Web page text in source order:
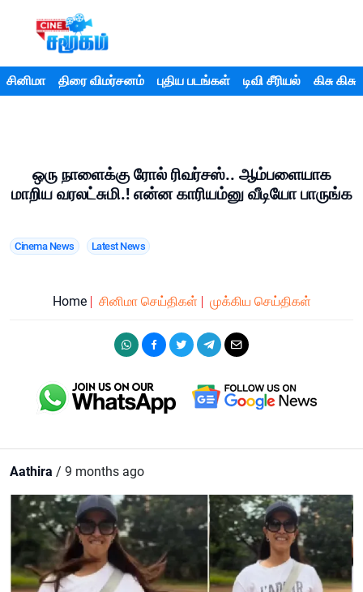
சினிமா திரை விமர்சனம் புதிய படங்கள் டிவி சீரியல் கிசு கிசு
ஒரு நாளைக்கு ரோல் ரிவர்சஸ்.. ஆம்பளையாக
மாறிய வரலட்சுமி.! என்ன காரியம்னு வீடியோ பாருங்க
Cinema News Latest News
Home சினிமா செய்திகள் முக்கிய செய்திகள்
Aathira / 9 months ago